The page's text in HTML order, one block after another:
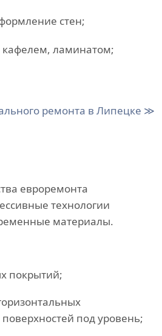
стен;
кафелем, ламинатом;
ремонта в Липецке ≫
евроремонта
технологии
материалы.
покрытий;
под уровень;